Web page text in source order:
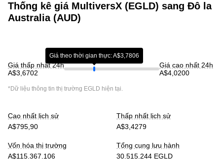
Thống kê giá MultiversX (EGLD) sang Đô la
Australia (AUD)
Giá thấp nhất 24h
A$3,6702
Giá theo thời gian thực: A$3,7806
Giá cao nhất 24h
A$4,0200
*Dữ liệu thông tin thị trường EGLD hiện tại.
Cao nhất lịch sử
A$795,90
Thấp nhất lịch sử
A$3,4279
Vốn hóa thị trường
A$115.367.106
Tổng cung lưu hành
30.515.244 EGLD